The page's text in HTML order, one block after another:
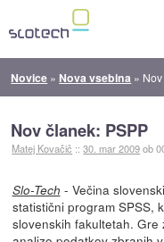
Novice » Nova vsebina »
Nov članek: PSPP
Matej Kovačič ::30. mar 2009ob
Slo-Tech - Večina
statistični program SPSS,
slovenskih fakultetah. Gre